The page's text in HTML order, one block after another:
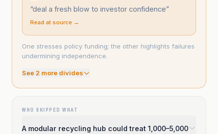
“deal a fresh blow to investor confidence”
Read at source →
One stresses policy funding; the other highlights failures
undermining independence.
See 2 more divides
WHO SKIPPED WHAT
A modular recycling hub could treat 1,000–5,000